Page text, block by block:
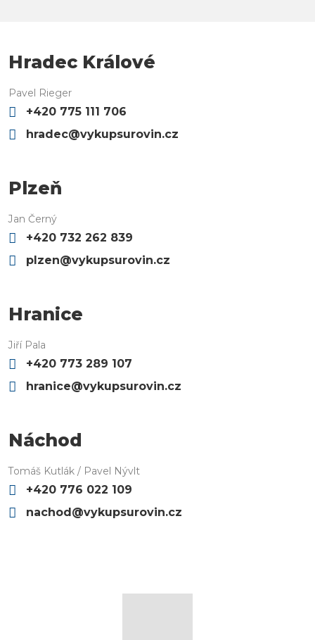
Hradec Králové
Pavel Rieger
+420 775 111 706
hradec@vykupsurovin.cz
Plzeň
Jan Černý
+420 732 262 839
plzen@vykupsurovin.cz
Hranice
Jiří Pala
+420 773 289 107
hranice@vykupsurovin.cz
Náchod
Tomáš Kutlák / Pavel Nývlt
+420 776 022 109
nachod@vykupsurovin.cz